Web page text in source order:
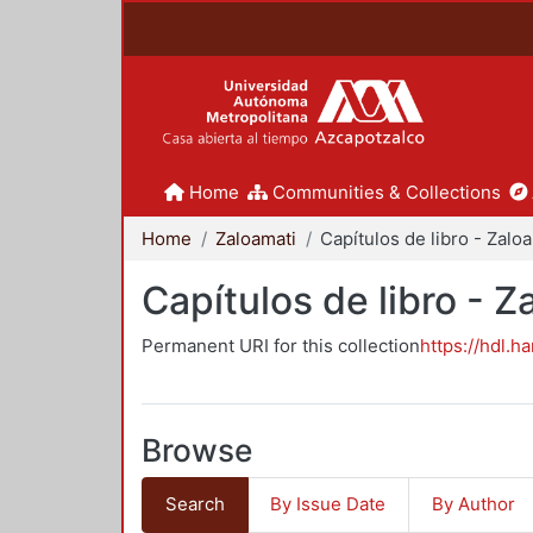
Home Communities & Collections
Home Zaloamati
Capítulos de libro -
Permanent URI for this collectionhttps://
Browse
Search By Issue Date By Author